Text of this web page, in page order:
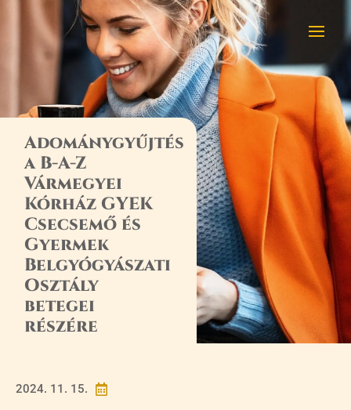
Adománygyűjtés
a B-A-Z
Vármegyei
Kórház GYEK
Csecsemő és
Gyermek
Belgyógyászati
Osztály
betegei
részére

2024. 11. 15.